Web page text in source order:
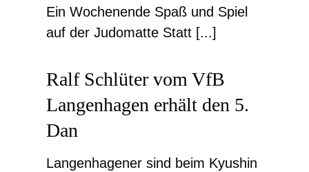
Ein Wochenende Spaß und Spiel
auf der Judomatte Statt [...]
Ralf Schlüter vom VfB
Langenhagen erhält den 5.
Dan
Langenhagener sind beim Kyushin